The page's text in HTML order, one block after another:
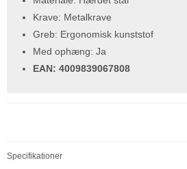
Krave: Metalkrave
Greb: Ergonomisk kunststof
Med ophæng: Ja
EAN: 4009839067808
Specifikationer